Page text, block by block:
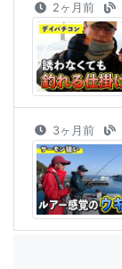
2ヶ月前
3ヶ月前